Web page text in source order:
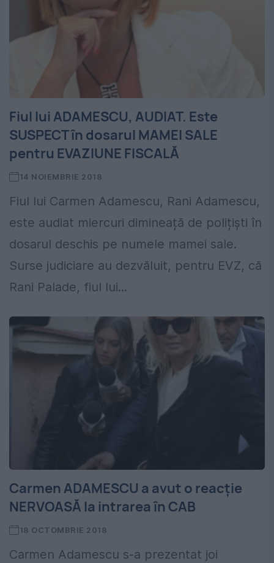
Fiul lui ADAMESCU, AUDIAT. Este
SUSPECT în dosarul MAMEI SALE
pentru EVAZIUNE FISCALĂ
14 NOIEMBRIE 2018
Fiul lui Carmen Adamescu, Rani Adamescu,
este audiat miercuri dimineață de polițiști în
dosarul deschis pe numele mamei sale.
Surse judiciare au dezvăluit, pentru EVZ, că
Rani Palade, fiul lui...
Carmen ADAMESCU a avut o reacție
NERVOASĂ la intrarea în CAB
18 OCTOMBRIE 2018
Carmen Adamescu s-a prezentat joi